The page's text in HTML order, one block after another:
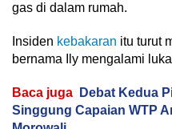
gas di dalam rumah.
Insiden kebakaran itu turut
bernama Ily mengalami
Baca juga
Debat Kedua
Singgung Capaian WTP